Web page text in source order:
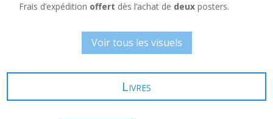
Frais d’expédition offert dès l’achat de deux posters.
Voir tous les visuels
Livres